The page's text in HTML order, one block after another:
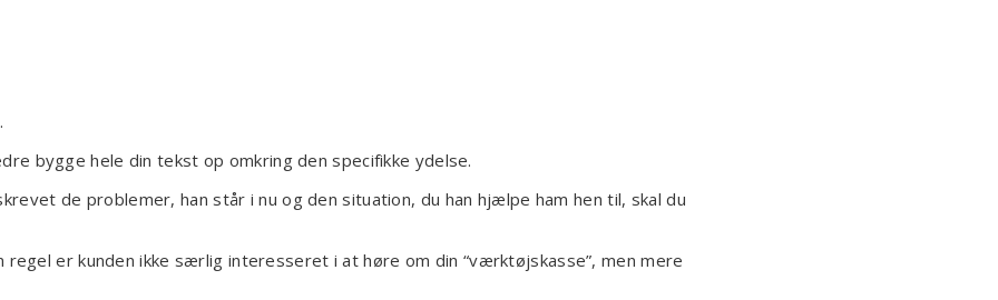
bygge hele din tekst op omkring den specifikke ydelse.
de problemer, han står i nu og den situation, du han hjælpe ham hen til, skal du
er kunden ikke særlig interesseret i at høre om din “værktøjskasse”, men mere